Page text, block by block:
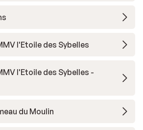
l'Etoile des Sybelles
l'Etoile des Sybelles -
du Moulin